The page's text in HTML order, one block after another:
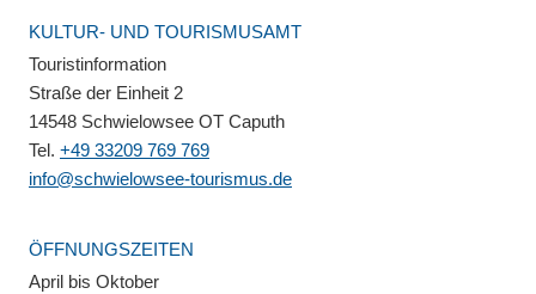
KULTUR- UND TOURISMUSAMT
Touristinformation
Straße der Einheit 2
14548 Schwielowsee OT Caputh
Tel. +49 33209 769 769
info@schwielowsee-tourismus.de
ÖFFNUNGSZEITEN
April bis Oktober